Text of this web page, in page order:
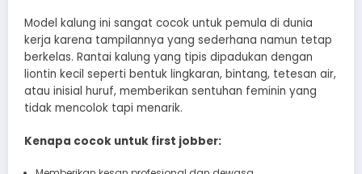
Model kalung ini sangat cocok untuk pemula di dunia
kerja karena tampilannya yang sederhana namun tetap
berkelas. Rantai kalung yang tipis dipadukan dengan
liontin kecil seperti bentuk lingkaran, bintang, tetesan air,
atau inisial huruf, memberikan sentuhan feminin yang
tidak mencolok tapi menarik.
Kenapa cocok untuk first jobber: